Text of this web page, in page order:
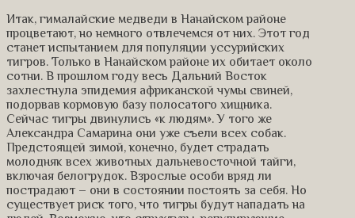
Итак, гималайские медведи в Нанайском районе
процветают, но немного отвлечемся от них. Этот год
станет испытанием для популяции уссурийских
тигров. Только в Нанайском районе их обитает около
сотни. В прошлом году весь Дальний Восток
захлестнула эпидемия африканской чумы свиней,
подорвав кормовую базу полосатого хищника.
Сейчас тигры двинулись «к людям». У того же
Александра Самарина они уже съели всех собак.
Предстоящей зимой, конечно, будет страдать
молодняк всех животных дальневосточной тайги,
включая белогрудок. Взрослые особи вряд ли
пострадают – они в состоянии постоять за себя. Но
существует риск того, что тигры будут нападать на